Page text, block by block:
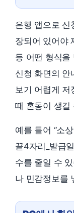
은행 앱으로 신
장되어 있어야
등 어떤 형식을
신청 화면의 안
보기 어렵게 저
때 혼동이 생길
예를 들어 “소
끝4자리_발급
수를 줄일 수
나 민감정보를